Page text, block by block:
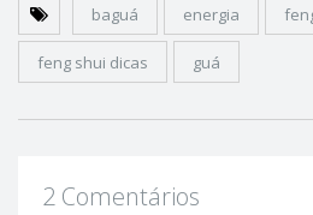
baguá energia
feng shui dicas guá
2 Comentários